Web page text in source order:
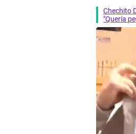
Chechito
"Quería